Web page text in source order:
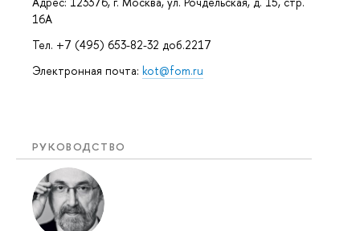
16А
Тел. +7 (495) 653-82-32 доб.2217
Электронная почта: kot@fom.ru
РУКОВОДСТВО